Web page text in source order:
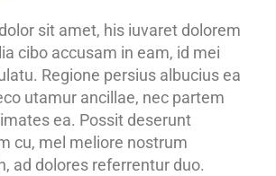
sit amet, his iuvaret dolorem
cibo accusam in eam, id mei
Regione persius albucius ea
utamur ancillae, nec partem
ea. Possit deserunt
cu, mel meliore nostrum
ad dolores referrentur duo.